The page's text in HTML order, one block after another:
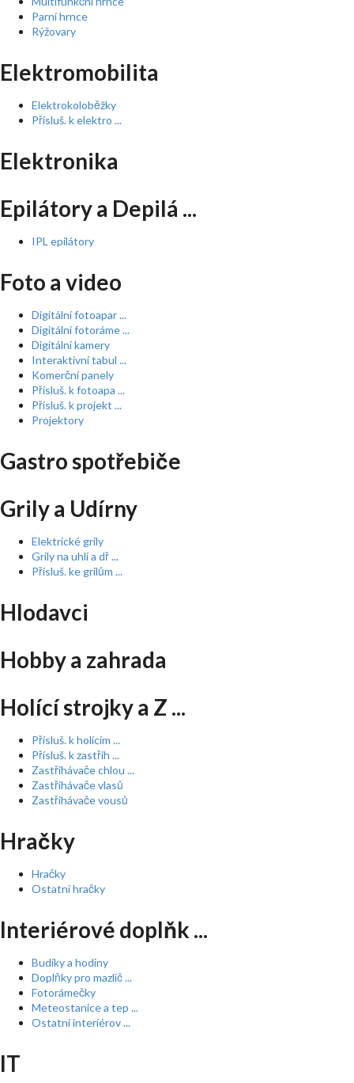
Parní hrnce
Rýžovary
Elektromobilita
Elektrokoloběžky
Přísluš. k elektro ...
Elektronika
Epilátory a Depilá ...
IPL epilátory
Foto a video
Digitální fotoapar ...
Digitální fotoráme ...
Digitální kamery
Interaktivní tabul ...
Komerční panely
Přísluš. k fotoapa ...
Přísluš. k projekt ...
Projektory
Gastro spotřebiče
Grily a Udírny
Elektrické grily
Grily na uhlí a dř ...
Přísluš. ke grilům ...
Hlodavci
Hobby a zahrada
Holící strojky a Z ...
Přísluš. k holícím ...
Přísluš. k zastřih ...
Zastřihávače chlou ...
Zastřihávače vlasů
Zastřihávače vousů
Hračky
Hračky
Ostatní hračky
Interiérové doplňk ...
Budíky a hodiny
Doplňky pro mazlíč ...
Fotorámečky
Meteostanice a tep ...
Ostatní interiérov ...
IT